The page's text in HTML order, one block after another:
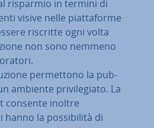
risparmio in termini di
visive nelle piat­ta­for­me
riscritte ogni volta
non sono nemmeno
per­met­to­no la pub­
ambiente pri­vi­le­gia­to. La
consente inoltre
hanno la pos­si­bi­li­tà di